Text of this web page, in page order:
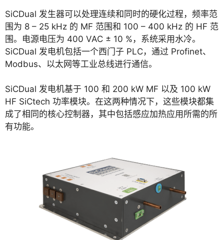
SiCDual 发生器可以处理连续和同时的硬化过程，频率范
围为 8 – 25 kHz 的 MF 范围和 100 – 400 kHz 的 HF 范
围。电源电压为 400 VAC ± 10 %，系统采用水冷。
SiCDual 发电机包括一个西门子 PLC，通过 Profinet、
Modbus、以太网等工业总线进行通信。
SiCDual 发电机基于 100 和 200 kW MF 以及 100 kW
HF SiCtech 功率模块。在这两种情况下，这些模块都集
成了相同的核心控制器，其中包括感应加热应用所需的所
有功能。